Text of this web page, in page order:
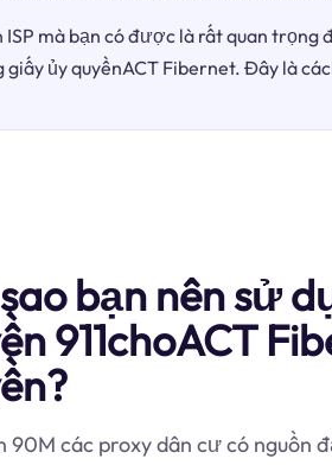
ISP mà bạn có được là rất quan
giấy ủy quyềnACT Fibernet. Đây là
bạn nên sử
911choACT
90M các proxy dân cư có nguồn